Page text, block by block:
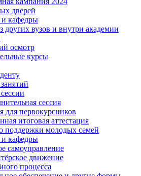
дверей
и кафедры
других вузов и внутри академии
осмотр
курсы
сессия
для первокурсников
итоговая аттестация
поддержки молодых семей
и кафедры
самоуправление
движение
процесса